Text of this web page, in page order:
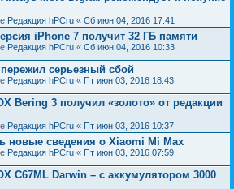
Редакция hPCru « Сб июн 04, 2016 17:41
iPhone 7 получит 32 ГБ памяти
Редакция hPCru « Сб июн 04, 2016 10:33
серьезный сбой
Редакция hPCru « Пт июн 03, 2016 18:43
Bering 3 получил «золото» от редакции
Редакция hPCru « Пт июн 03, 2016 10:37
новые сведения о Xiaomi Mi Max
Редакция hPCru « Пт июн 03, 2016 07:59
C67ML Darwin – с аккумулятором 3000